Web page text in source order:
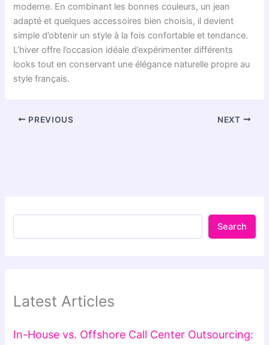
moderne. En combinant les bonnes couleurs, un jean
adapté et quelques accessoires bien choisis, il devient
simple d’obtenir un style à la fois confortable et tendance.
L’hiver offre l’occasion idéale d’expérimenter différents
looks tout en conservant une élégance naturelle propre au
style français.
PREVIOUS NEXT
Search
Latest Articles
In-House vs. Offshore Call Center Outsourcing: